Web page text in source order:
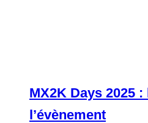
MX2K Days 2025
l’évènement